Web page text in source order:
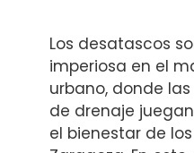
Los desatascos
imperiosa en el
urbano, donde
de drenaje
el bienestar de